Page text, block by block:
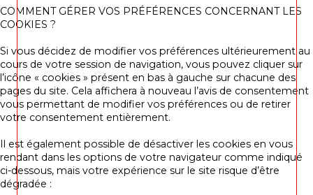
COMMENT GÉRER VOS PRÉFÉRENCES CONCERNANT LES
COOKIES ?
Si vous décidez de modifier vos préférences ultérieurement au
cours de votre session de navigation, vous pouvez cliquer sur
l’icône « cookies » présent en bas à gauche sur chacune des
pages du site. Cela affichera à nouveau l’avis de consentement
vous permettant de modifier vos préférences ou de retirer
votre consentement entièrement.
Il est également possible de désactiver les cookies en vous
rendant dans les options de votre navigateur comme indiqué
ci-dessous, mais votre expérience sur le site risque d’être
dégradée :